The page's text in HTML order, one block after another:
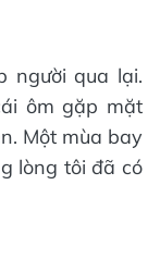
người qua lại.
ôm gặp mặt
Một mùa bay
lòng tôi đã có